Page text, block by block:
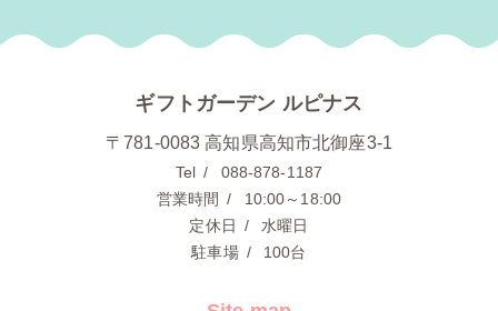
ギフトガーデン ルピナス
〒781-0083 高知県高知市北御座3-1
Tel
088-878-1187
営業時間
10:00～18:00
定休日
水曜日
駐車場
100台